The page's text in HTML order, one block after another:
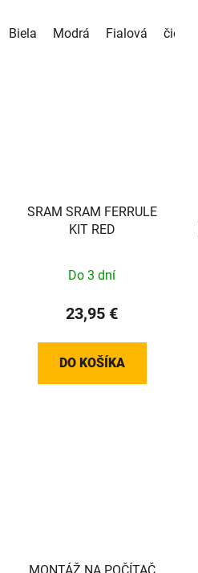
Biela Modrá Fialová čierna
SRAM SRAM FERRULE
KIT RED
Do 3 dní
23,95 €
DO KOŠÍKA